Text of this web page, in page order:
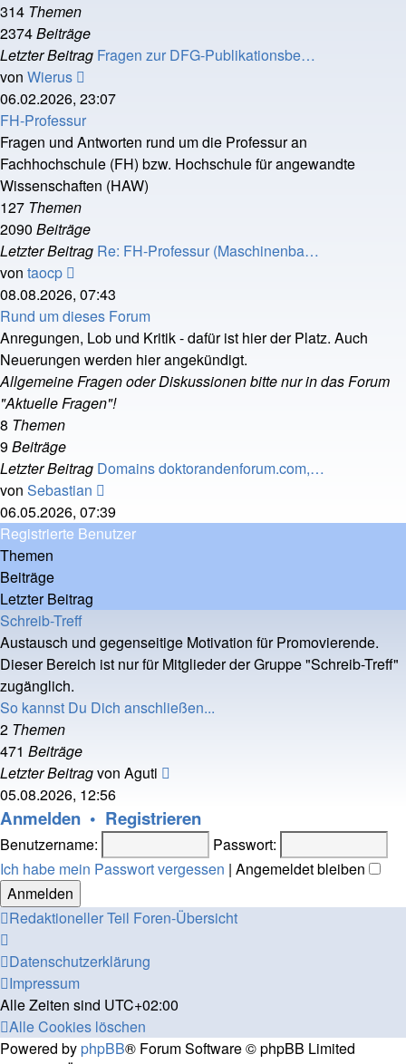
314 Themen
2374Beiträge
Letzter Beitrag Fragen zur DFG-Publikationsbe…
von Wierus
Beitrag
06.02.2026, 23:07
FH-Professur
Fragen und Antworten rund um die Professur an
Fachhochschule (FH) bzw. Hochschule für angewandte
Wissenschaften (HAW)
127 Themen
2090 Beiträge
Letzter Beitrag Re: FH-Professur (Maschinenba…
von taocp
Beitrag
08.08.2026, 07:43
Rund um dieses Forum
Anregungen, Lob und Kritik - dafür ist hier der Platz. Auch
Neuerungen werden hier angekündigt.
Allgemeine Fragen oder Diskussionen bitte nur in das Forum
"Aktuelle Fragen"!
8 Themen
9Beiträge
Letzter Beitrag Domains doktorandenforum.com,…
von Sebastian
Beitrag
06.05.2026, 07:39
Registrierte Benutzer
Themen
Beiträge
Letzter Beitrag
Schreib-Treff
Austausch und gegenseitige Motivation für Promovierende.
Dieser Bereich ist nur für Mitglieder der Gruppe "Schreib-Treff"
zugänglich.
So kannst Du Dich anschließen...
2 Themen
471 Beiträge
Letzter Beitragvon Aguti
05.08.2026, 12:56
Anmelden • Registrieren
Benutzername:
Passwort:
Ich habe mein Passwort vergessen | Angemeldet bleiben
Redaktioneller Teil Foren-Übersicht
Datenschutzerklärung
Impressum
Alle Zeiten sind UTC+02:00
Alle Cookies löschen
Powered byphpBB® Forum Software © phpBB Limited